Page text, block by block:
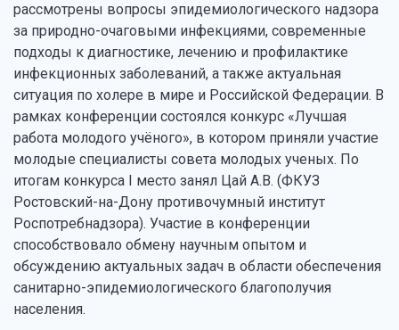
рассмотрены вопросы эпидемиологического надзора
за природно-очаговыми инфекциями, современные
подходы к диагностике, лечению и профилактике
инфекционных заболеваний, а также актуальная
ситуация по холере в мире и Российской Федерации. В
рамках конференции состоялся конкурс «Лучшая
работа молодого учёного», в котором приняли участие
молодые специалисты совета молодых ученых. По
итогам конкурса I место занял Цай А.В. (ФКУЗ
Ростовский-на-Дону противочумный институт
Роспотребнадзора). Участие в конференции
способствовало обмену научным опытом и
обсуждению актуальных задач в области обеспечения
санитарно-эпидемиологического благополучия
населения.